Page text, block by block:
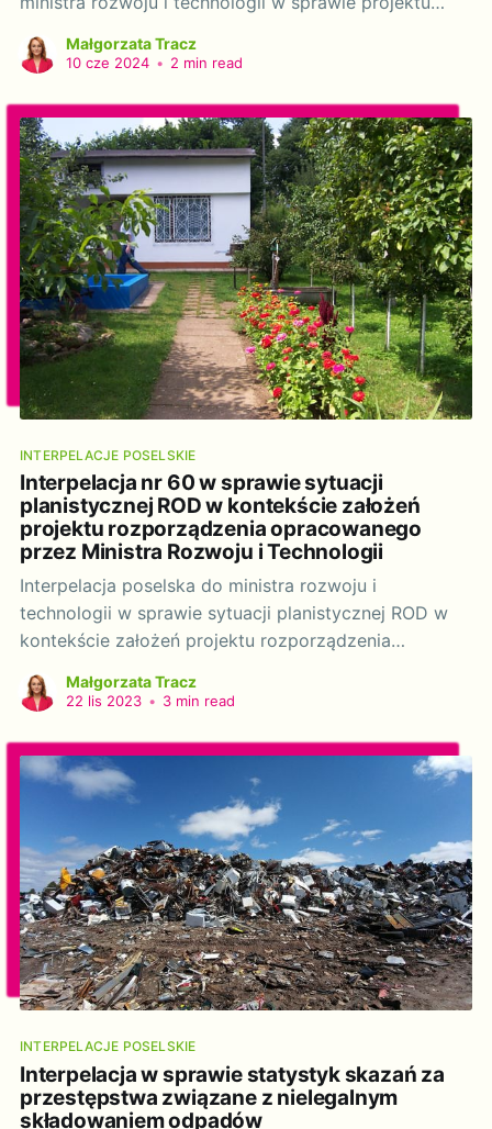
przedsięwzięcia sektora rolnictwa, którego
powstawania uciążliwości zapachowej. Szanowni
Państwo, w trakcie IX kadencji Sejmu RP w latach
2019-2023
Małgorzata Tracz
10 cze 2024 • 2 min read
INTERPELACJE POSELSKIE
Interpelacja nr 60 w sprawie sytuacji
planistycznej ROD w kontekście założeń
projektu rozporządzenia opracowanego
przez Ministra Rozwoju i Technologii
Interpelacja poselska do ministra rozwoju i
technologii w sprawie sytuacji planistycznej ROD w
kontekście założeń projektu rozporządzenia
Szanowna Pani Minister! Z niepokojem odebrałam
rozporządzenia Ministra Rozwoju i Technologii w
sprawie sposobu przygotowania projektu planu
ogólnego gminy już za
Małgorzata Tracz
22 lis 2023 • 3 min read
INTERPELACJE POSELSKIE
Interpelacja w sprawie statystyk skazań za
przestępstwa związane z nielegalnym
składowaniem odpadów